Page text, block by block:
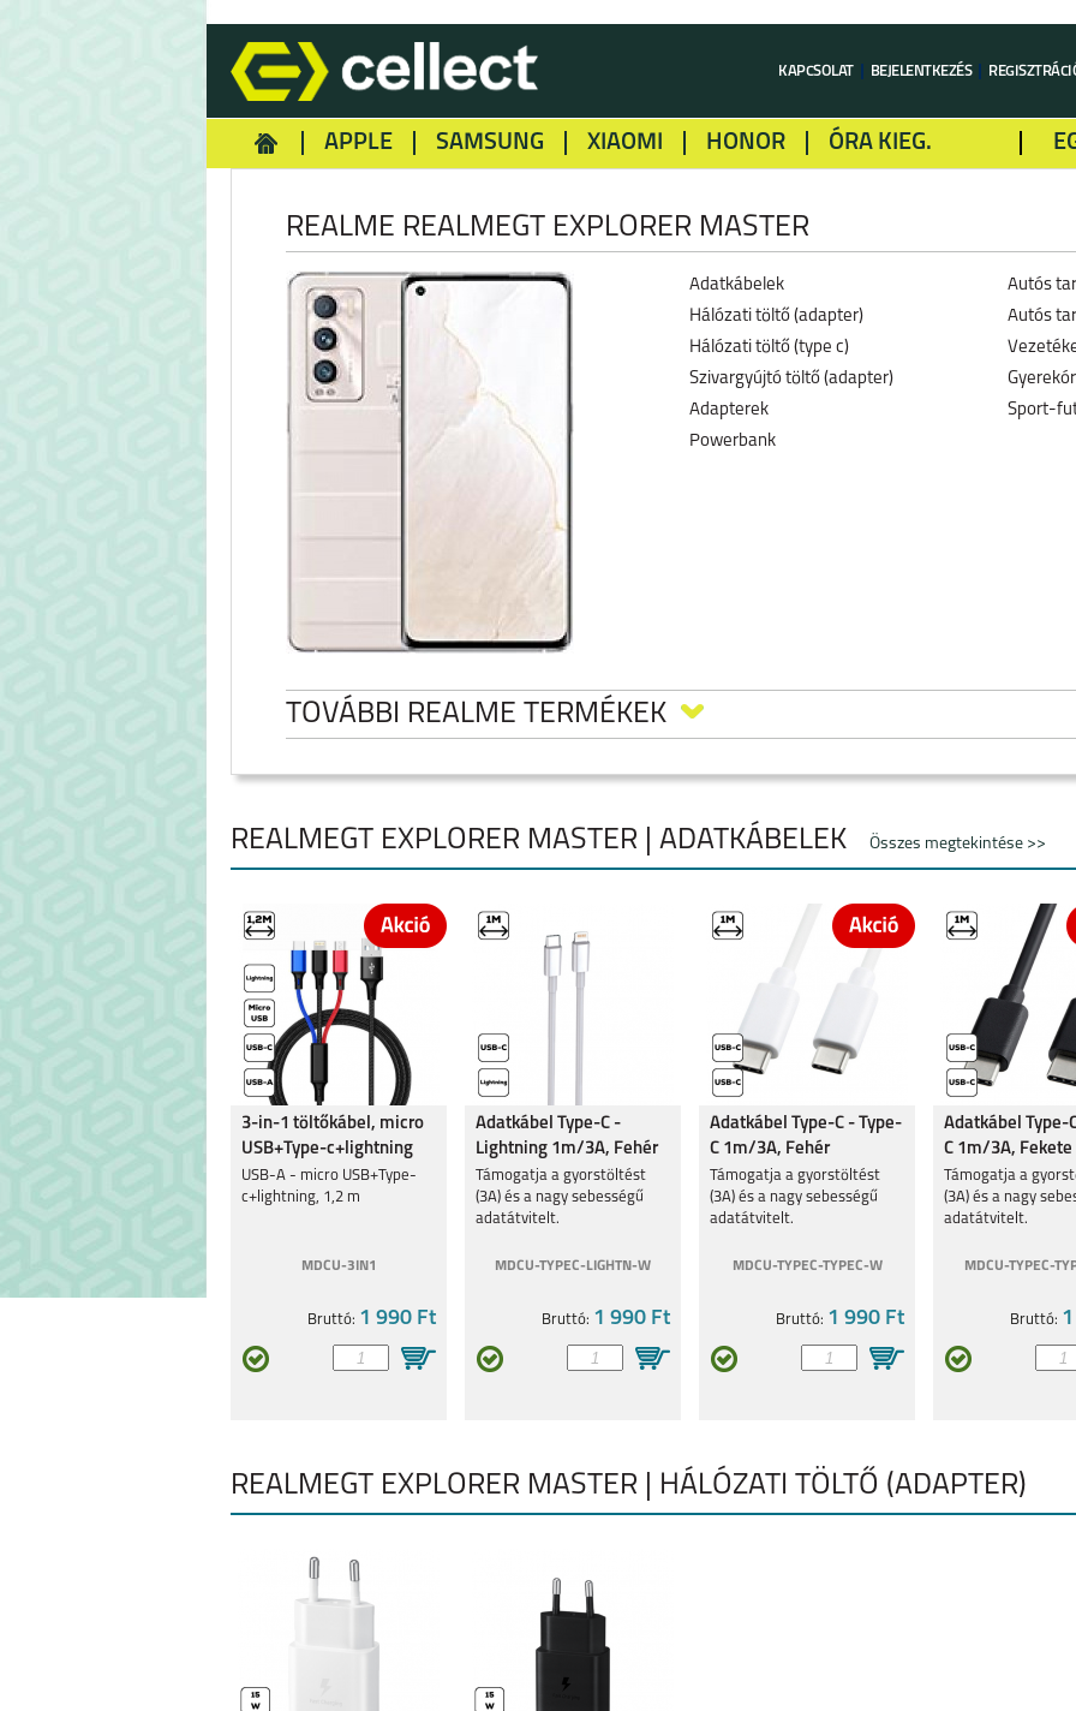
KAPCSOLAT BEJELENTKEZÉS
APPLE SAMSUNG XIAOMI HONOR ÓRA KIEG.
REALME REALMEGT EXPLORER MASTER
Adatkábelek
Hálózati töltő (adapter)
Hálózati töltő (type c)
Szivargyújtó töltő (adapter)
Adapterek
Powerbank
Autós
Autós
Sport-
TOVÁBBI REALME TERMÉKEK
NOTE 60 REALME 9 PRO 5G
REALME 9 5G REALME C35
EXPLORER MASTER
8 5G C21Y GT MASTER C25Y 8
REALMEGT EXPLORER MASTER | ADATKÁBELEK Összes megtekintése >>
3-in-1 töltőkábel, micro
USB+Type-c+lightning
USB-A - micro USB+Type-
c+lightning, 1,2 m
MDCU-3IN1
Bruttó: 1 990 Ft
Adatkábel Type-C -
Lightning 1m/3A, Fehér
Támogatja a gyorstöltést
(3A) és a nagy sebességű
adatátvitelt.
MDCU-TYPEC-LIGHTN-W
Bruttó: 1 990 Ft
Adatkábel Type-C - Type-
C 1m/3A, Fehér
Támogatja a gyorstöltést
(3A) és a nagy sebességű
adatátvitelt.
MDCU-TYPEC-TYPEC-W
Bruttó: 1 990 Ft
Adatkábel Type-
C 1m/3A, Fekete
Támogatja a
(3A) és a nagy
adatátvitelt.
MDCU-TYPEC-
Bruttó:
REALMEGT EXPLORER MASTER | HÁLÓZATI TÖLTŐ (ADAPTER)